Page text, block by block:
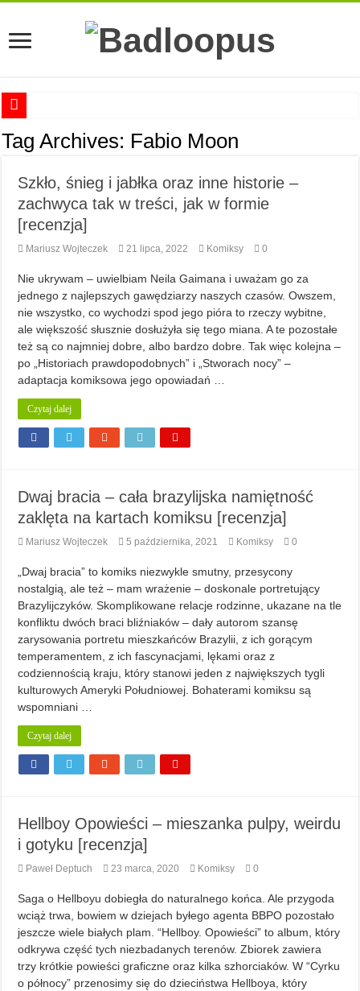
Anna Romaszkan – Praca w prosektorium nie pomaga oswoić się ze
Najlepsze mangi dla dorosłych
Najciekawsze zapowiedzi komiksowe na 2023 rok
Tag Archives: Fabio Moon
Szkło, śnieg i jabłka oraz inne historie –
zachwyca tak w treści, jak w formie
[recenzja]
Mariusz Wojteczek 21 lipca, 2022 Komiksy 0
Nie ukrywam – uwielbiam Neila Gaimana i uważam go za
jednego z najlepszych gawędziarzy naszych czasów. Owszem,
nie wszystko, co wychodzi spod jego pióra to rzeczy wybitne,
ale większość słusznie dosłużyła się tego miana. A te pozostałe
też są co najmniej dobre, albo bardzo dobre. Tak więc kolejna –
po „Historiach prawdopodobnych” i „Stworach nocy” –
adaptacja komiksowa jego opowiadań …
Czytaj dalej
Dwaj bracia – cała brazylijska namiętność
zaklęta na kartach komiksu [recenzja]
Mariusz Wojteczek 5 października, 2021 Komiksy 0
„Dwaj bracia” to komiks niezwykle smutny, przesycony
nostalgią, ale też – mam wrażenie – doskonale portretujący
Brazylijczyków. Skomplikowane relacje rodzinne, ukazane na tle
konfliktu dwóch braci bliźniaków – dały autorom szansę
zarysowania portretu mieszkańców Brazylii, z ich gorącym
temperamentem, z ich fascynacjami, lękami oraz z
codziennością kraju, który stanowi jeden z największych tygli
kulturowych Ameryki Południowej. Bohaterami komiksu są
wspomniani …
Czytaj dalej
Hellboy Opowieści – mieszanka pulpy, weirdu
i gotyku [recenzja]
Paweł Deptuch 23 marca, 2020 Komiksy 0
Saga o Hellboyu dobiegła do naturalnego końca. Ale przygoda
wciąż trwa, bowiem w dziejach byłego agenta BBPO pozostało
jeszcze wiele białych plam. “Hellboy. Opowieści” to album, który
odkrywa część tych niezbadanych terenów. Zbiorek zawiera
trzy krótkie powieści graficzne oraz kilka szhorciaków. W “Cyrku
o północy” przenosimy się do dzieciństwa Hellboya, który